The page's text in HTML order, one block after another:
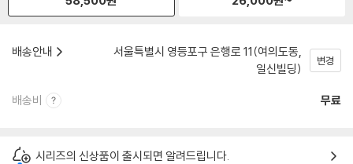
배송안내
서울특별시 영등포구 은행로 11(여의도동,
일신빌딩)
변경
배송비 무료
시리즈의 신상품이 출시되면 알려드립니다.